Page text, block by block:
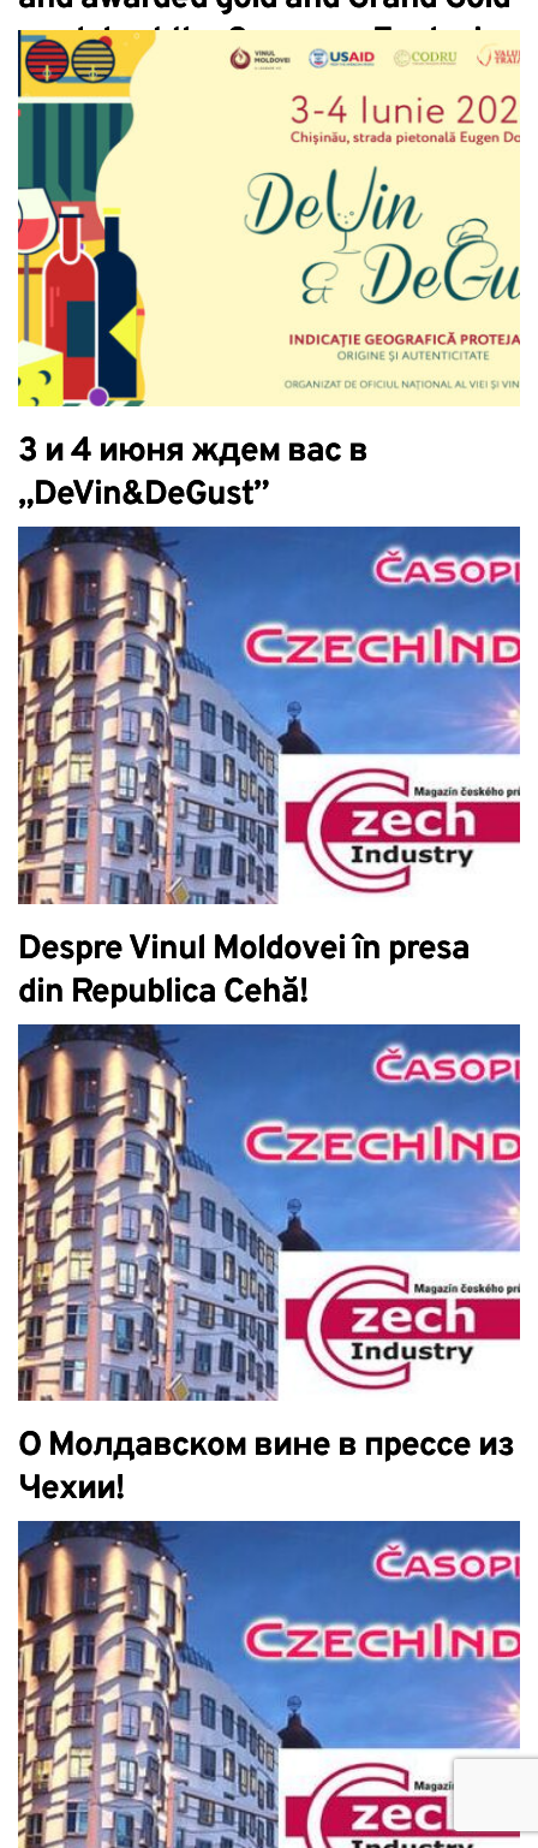
medals at the Concorso Enologico
Internazionale Città del Vino
2023
3 и 4 июня ждем вас в
„DeVin&DeGust”
Despre Vinul Moldovei în presa
din Republica Cehă!
О Mолдавском вине в прессе из
Чехии!